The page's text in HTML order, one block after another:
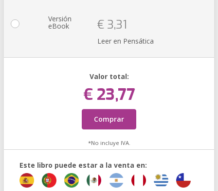
Versión
eBook € 3,31
Leer en Pensática
Valor total:
€ 23,77
Comprar
*No incluye IVA.
Este libro puede estar a la venta en: